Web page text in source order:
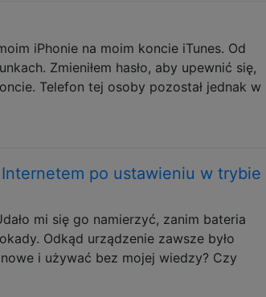
iPhonie na moim koncie iTunes. Od
Zmieniłem hasło, aby upewnić się,
Telefon tej osoby pozostał jednak w
po ustawieniu w trybie
mi się go namierzyć, zanim bateria
Odkąd urządzenie zawsze było
i używać bez mojej wiedzy? Czy